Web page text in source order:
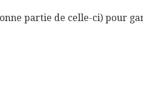
partie de celle-ci) pour